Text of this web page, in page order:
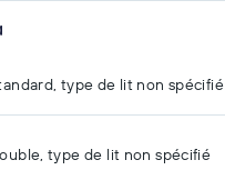
type de lit non spécifié
type de lit non spécifié